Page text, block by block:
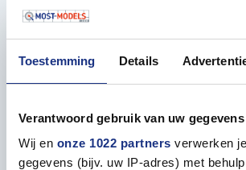
Toestemming Details
Verantwoord gebruik van uw gegevens
Wij en onze 1022 partners verwerken
gegevens (bijv. uw IP-adres) met
– Perfect voor diorama’s en historische
jaren 30-40